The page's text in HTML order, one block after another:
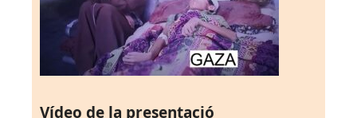
Vídeo de la presentació